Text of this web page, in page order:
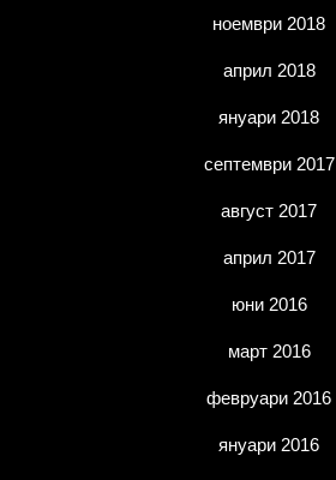
ноември 2018
април 2018
януари 2018
септември 2017
август 2017
април 2017
юни 2016
март 2016
февруари 2016
януари 2016